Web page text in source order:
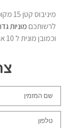
לרשותכםמוניות
וכמובן מונית ל 10 אנשים גדולה ומרווחת.